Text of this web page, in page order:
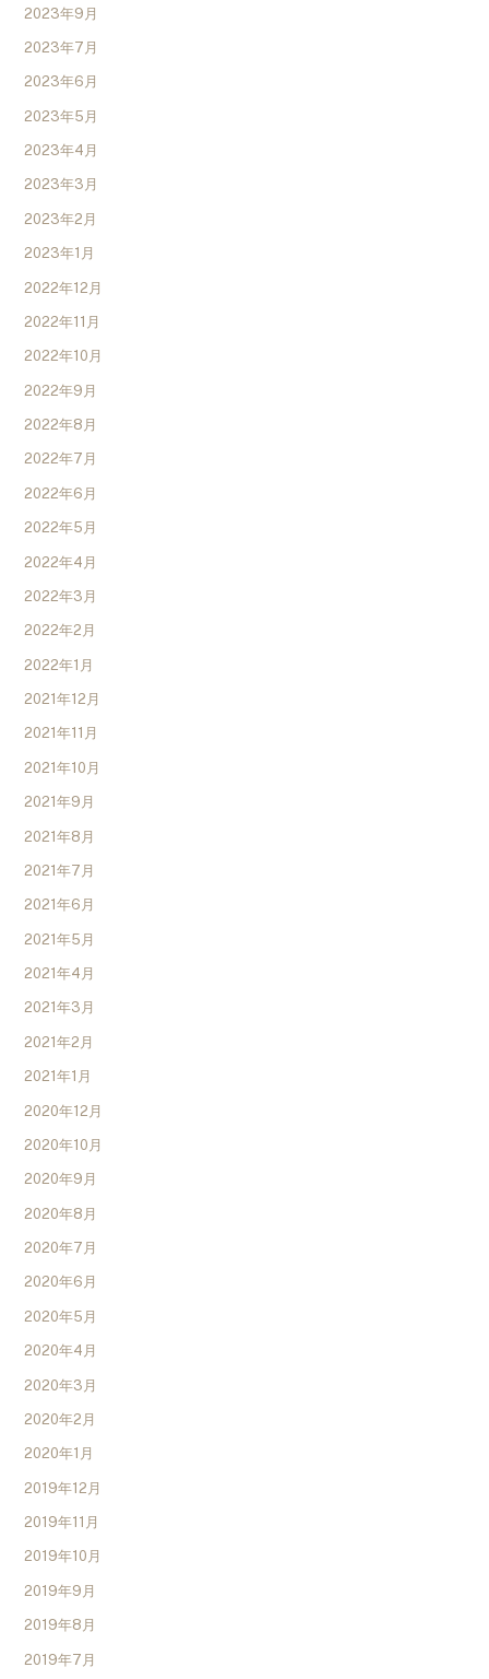
2023年9月
2023年7月
2023年6月
2023年5月
2023年4月
2023年3月
2023年2月
2023年1月
2022年12月
2022年11月
2022年10月
2022年9月
2022年8月
2022年7月
2022年6月
2022年5月
2022年4月
2022年3月
2022年2月
2022年1月
2021年12月
2021年11月
2021年10月
2021年9月
2021年8月
2021年7月
2021年6月
2021年5月
2021年4月
2021年3月
2021年2月
2021年1月
2020年12月
2020年10月
2020年9月
2020年8月
2020年7月
2020年6月
2020年5月
2020年4月
2020年3月
2020年2月
2020年1月
2019年12月
2019年11月
2019年10月
2019年9月
2019年8月
2019年7月